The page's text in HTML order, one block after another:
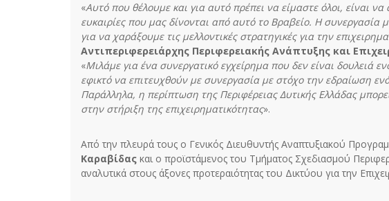
«Αυτό που θέλουμε και για αυτό πρέπει να είμαστε όλοι, είναι
ευκαιρίες που μας δίνονται από αυτό το Βραβείο. Η συνεργασία
για να χαράξουμε τις μελλοντικές στρατηγικές για την
Αντιπεριφερειάρχης Περιφερειακής Ανάπτυξης και
«Μιλάμε για ένα συνεργατικό εγχείρημα που δεν είναι δουλειά
εφικτό να επιτευχθούν με συνεργασία με στόχο την εδραίωση
Παράλληλα, η περίπτωση της Περιφέρειας Δυτικής Ελλάδας
στην στήριξη της επιχειρηματικότητας».
Από την πλευρά τους ο Γενικός Διευθυντής Αναπτυξιακού
Καραβίδας και ο προϊστάμενος του Τμήματος Σχεδιασμού
αναλυτικά στους άξονες προτεραιότητας του Δικτύου για την